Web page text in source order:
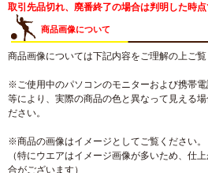
取引先品切れ、廃番終了の場合は判明した時点
商品画像について
商品画像については下記内容をご理解の上ご覧
※ご使用中のパソコンのモニターおよび携帯
等により、実際の商品の色と異なって見える
ださい。
※商品の画像はイメージとしてご覧ください。
（特にウエアはイメージ画像が多いため、仕
合がございます）